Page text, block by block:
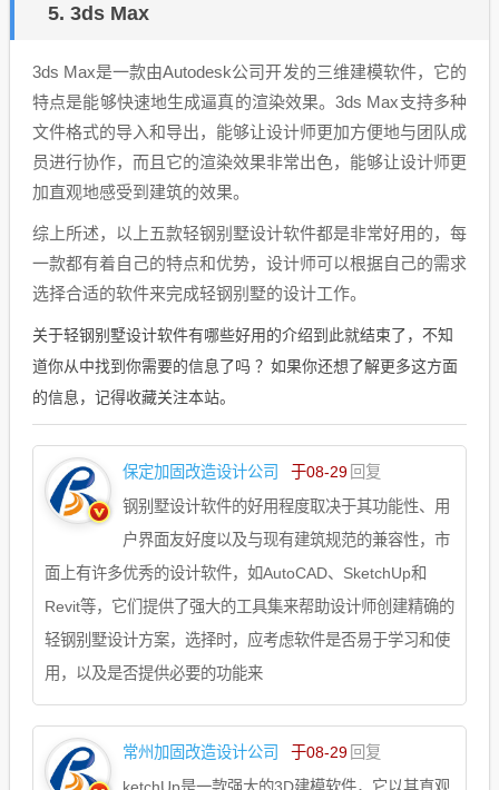
5. 3ds Max
3ds Max是一款由Autodesk公司开发的三维建模软件，它的
特点是能够快速地生成逼真的渲染效果。3ds Max支持多种
文件格式的导入和导出，能够让设计师更加方便地与团队成
员进行协作，而且它的渲染效果非常出色，能够让设计师更
加直观地感受到建筑的效果。
综上所述，以上五款轻钢别墅设计软件都是非常好用的，每
一款都有着自己的特点和优势，设计师可以根据自己的需求
选择合适的软件来完成轻钢别墅的设计工作。
关于轻钢别墅设计软件有哪些好用的介绍到此就结束了，不知
道你从中找到你需要的信息了吗 ？如果你还想了解更多这方面
的信息，记得收藏关注本站。
保定加固改造设计公司 于08-29 回复
钢别墅设计软件的好用程度取决于其功能性、用
户界面友好度以及与现有建筑规范的兼容性，市
面上有许多优秀的设计软件，如AutoCAD、SketchUp和
Revit等，它们提供了强大的工具集来帮助设计师创建精确的
轻钢别墅设计方案，选择时，应考虑软件是否易于学习和使
用，以及是否提供必要的功能来
常州加固改造设计公司 于08-29 回复